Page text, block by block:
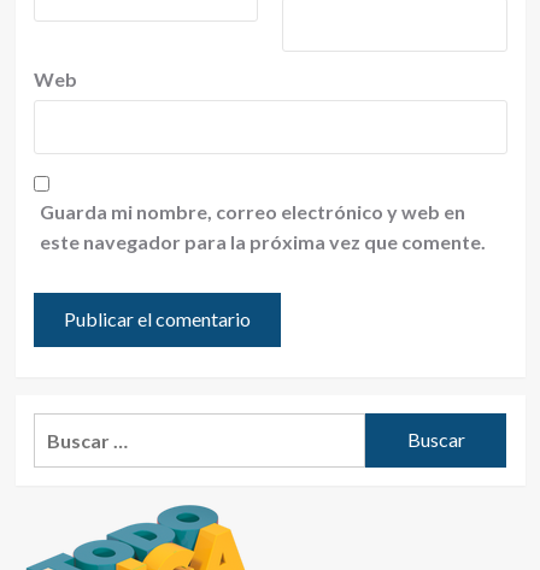
Web
Guarda mi nombre, correo electrónico y web en
este navegador para la próxima vez que comente.